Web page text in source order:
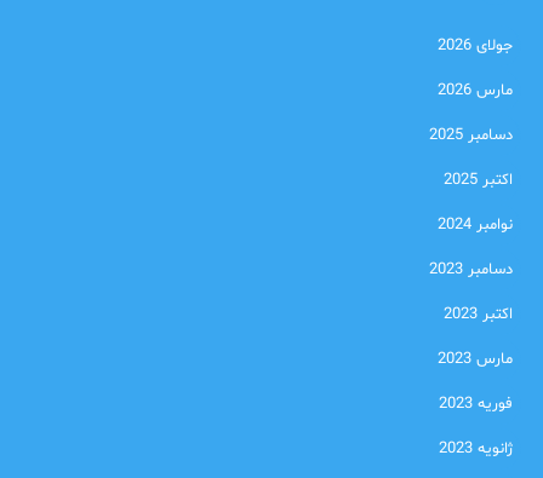
جولای 2026
مارس 2026
دسامبر 2025
اکتبر 2025
نوامبر 2024
دسامبر 2023
اکتبر 2023
مارس 2023
فوریه 2023
ژانویه 2023